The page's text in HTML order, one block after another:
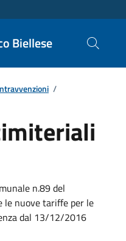
Biellese
/
n.89 del
nuove tariffe per le
dal 13/12/2016